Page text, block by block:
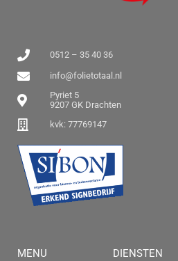
0512 – 35 40 36
info@folietotaal.nl
Pyriet 5
9207 GK Drachten
kvk: 77769147
MENU DIENSTEN